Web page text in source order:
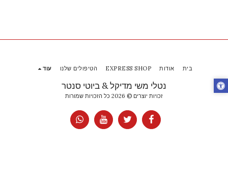
נטלי משי מדיקל & ביוטי סנטר
זכויות יוצרים © 2026 כל הזכויות שמורות
בית אודות EXPRESS SHOP הטיפולים שלנו עוד